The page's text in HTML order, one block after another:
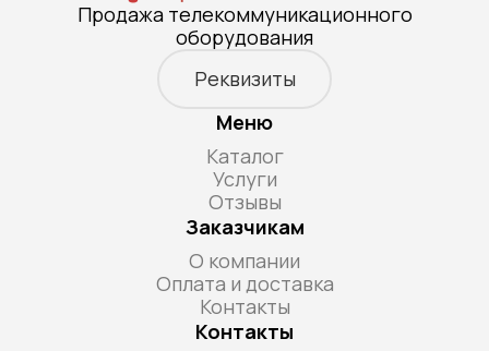
Продажа телекоммуникационного
оборудования
Реквизиты
Меню
Каталог
Услуги
Отзывы
Заказчикам
О компании
Оплата и доставка
Контакты
Контакты